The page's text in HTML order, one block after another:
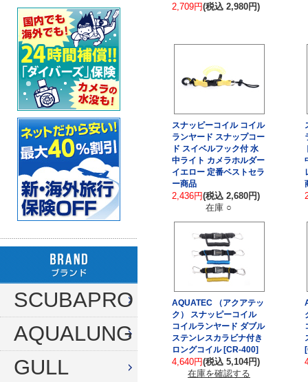
フラッグ
防水アイテム
その他
シャフトアクセサリー
スリングゴム
モリ先
ウィッシュボン
ライン
バンジー
リール
パーツ・アクセサリー
フロート
ストリンガー
ラインワインダー
手モリ・パラライザー
手モリアクセサリー
超音波洗浄機
超音波洗浄機
アクセサリー・その他
その他
BCジャケット
オクトパスインフレーター
（AIR-2等）
インフレーター
セット
フィン
ブーツ
グローブ
セット
ドライスーツ
フード・ベスト
ボートコート
メッシュバッグ
キャスター・キャリーバッグ
ハードケース
ウォータープルーフバッグ
ペリカンケース
レギュレターバッグ
スーツバッグ
その他
アクセサリー
ナイフ
カラビナ・フック
ホース、ゲージ、オクトパス
ホルダー
スレート
指示棒
マスク曇り止め
ベル・シェーカー
リール
その他
水中ライト
ウェイト
セーフティーグッズ
フロート・シグナルブイ
ホーン・ブザー
ライフジャケット
アクセサリー・その他
タンク
簡易潜水器具
水中銃(スピアガン)・手モリ関
その他
インフレーター オーバーホー
BC（インフレーター含む）オ
ーバーホール
タンク耐圧検査
タンクバルブ オーバーホール
ダイブコンピューター バッテ
リー交換
エアチャージ
キッズ用ウェットスーツ
重器材セット
スノーケリング3点セット
スノーケリングセット
レギュレター
BCジャケット
ゲージ
オクトパス
ダイブコンピューター
タンク（4・8・10L）
タンク（12・14L）
タンク（250気圧）
タンク（300気圧）
SCUBAPRO
AQUALUNG
GULL
2,709円(税込 2,980円)
スナッピーコイル コイル
ランヤード スナップコー
ド スイベルフック付 水
中ライト カメラホルダー
イエロー 定番ベストセラ
ー商品
2,436円(税込 2,680円)
在庫 ○
AQUATEC （アクアテッ
ク） スナッピーコイル
コイルランヤード ダブル
ステンレスカラビナ付き
ロングコイル [CR-400]
4,640円(税込 5,104円)
在庫を確認する